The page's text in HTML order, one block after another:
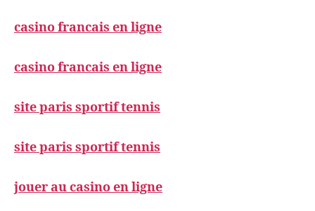
casino francais en ligne
casino francais en ligne
site paris sportif tennis
site paris sportif tennis
jouer au casino en ligne